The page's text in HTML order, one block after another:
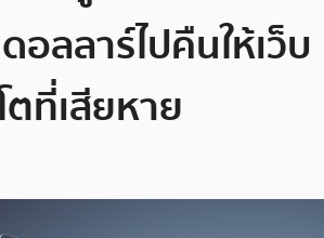
อลลาร์ไปคืนให้เว็บ
ที่เสียหาย